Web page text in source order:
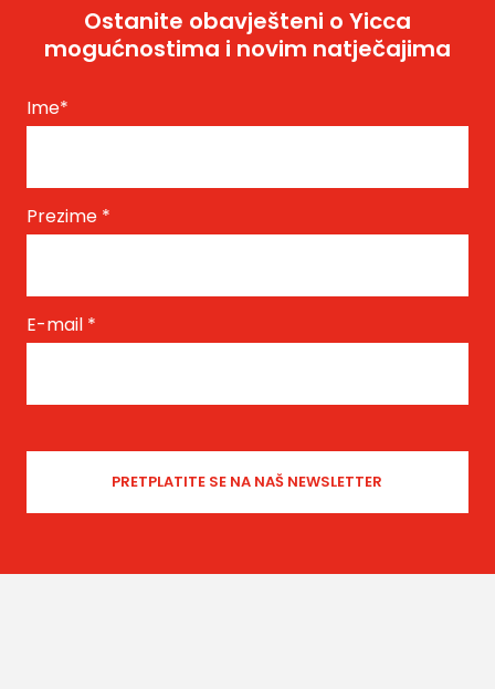
Ostanite obavješteni o Yicca
mogućnostima i novim natječajima
Ime*
Prezime *
E-mail *